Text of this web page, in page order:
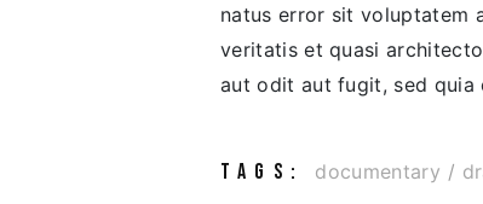
natus error sit voluptatem
veritatis et quasi
aut odit aut fugit, sed quia
TAGS: documentary